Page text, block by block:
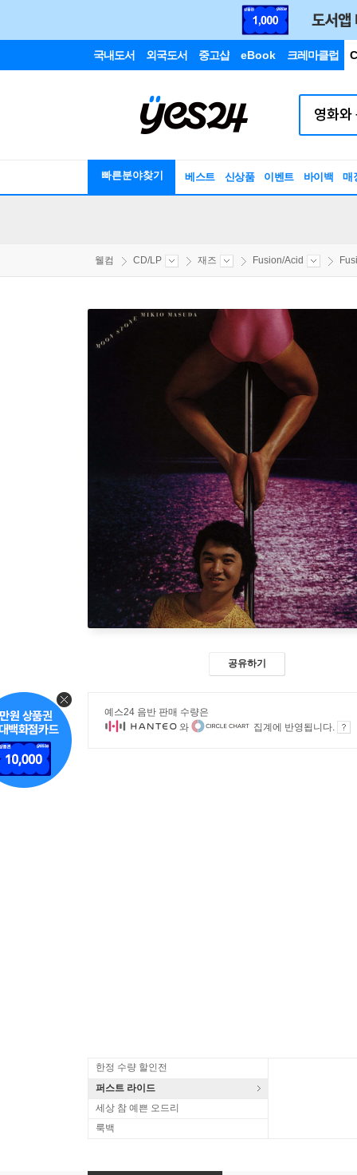
국내도서 외국도서 중고샵 eBook 크레마클럽
빠른분야찾기 베스트 신상품 이벤트 바이백 매
웰컴 CD/LP 재즈 Fusion/Acid
공유하기
예스24 음반 판매 수량은
와
집계에 반영됩니다.
한정 수량 할인전
퍼스트 라이드
세상 참 예쁜 오드리
룩백